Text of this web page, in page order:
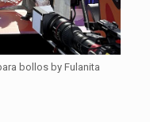
bollos by Fulanita